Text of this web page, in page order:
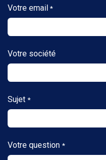
Votre email*
Votre société
Sujet *
Votre question *